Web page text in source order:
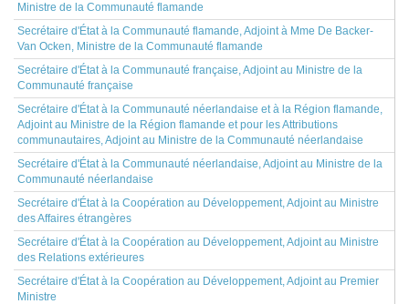
Ministre de la Communauté flamande
Secrétaire d'État à la Communauté flamande, Adjoint à Mme De Backer-
Van Ocken, Ministre de la Communauté flamande
Secrétaire d'État à la Communauté française, Adjoint au Ministre de la
Communauté française
Secrétaire d'État à la Communauté néerlandaise et à la Région flamande,
Adjoint au Ministre de la Région flamande et pour les Attributions
communautaires, Adjoint au Ministre de la Communauté néerlandaise
Secrétaire d'État à la Communauté néerlandaise, Adjoint au Ministre de la
Communauté néerlandaise
Secrétaire d'État à la Coopération au Développement, Adjoint au Ministre
des Affaires étrangères
Secrétaire d'État à la Coopération au Développement, Adjoint au Ministre
des Relations extérieures
Secrétaire d'État à la Coopération au Développement, Adjoint au Premier
Ministre